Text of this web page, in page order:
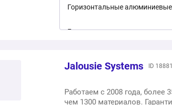
Рулонные шторы на
Рулонные шторы на проем
Горизонтальные
Горизонтальные
Jalousie Systems ID
Работаем с 2008 года,
чем 1300 материалов.